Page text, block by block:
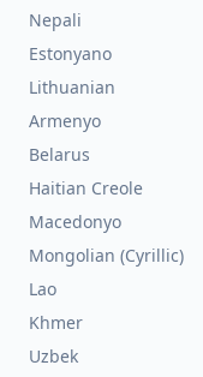
Nepali
Estonyano
Lithuanian
Armenyo
Belarus
Haitian Creole
Macedonyo
Mongolian (Cyrillic)
Lao
Khmer
Uzbek